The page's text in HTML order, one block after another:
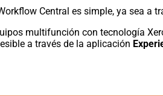
Central es simple, ya sea a
multifunción con tecnología
a través de la aplicación